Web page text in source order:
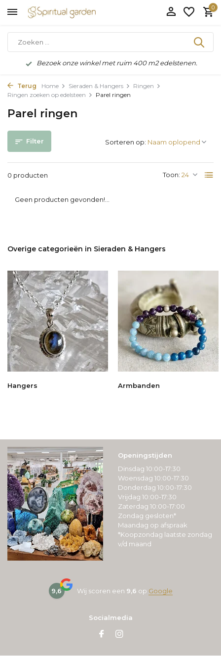
0
Bezoek onze winkel met ruim 400 m2 edelstenen.
Terug Home Sieraden & Hangers
Ringen
Ringen zoeken op edelsteen
Parel ringen
Parel ringen
Filter
0 producten Toon:
Sorteren op:
Geen producten gevonden!...
Overige categorieën in Sieraden & Hangers
Hangers Armbanden
Openingstijden
Dinsdag 10:00-17:30
Woensdag 10:00-17:30
Donderdag 10:00-17:30
Vrijdag 10:00-17:30
Zaterdag 10:00-17:00
Zondag gesloten*
Maandag op afspraak
*Koopzondag laatste zondag
v/d maand
9,6 Wij scoren een 9,6 op Google
Socialmedia